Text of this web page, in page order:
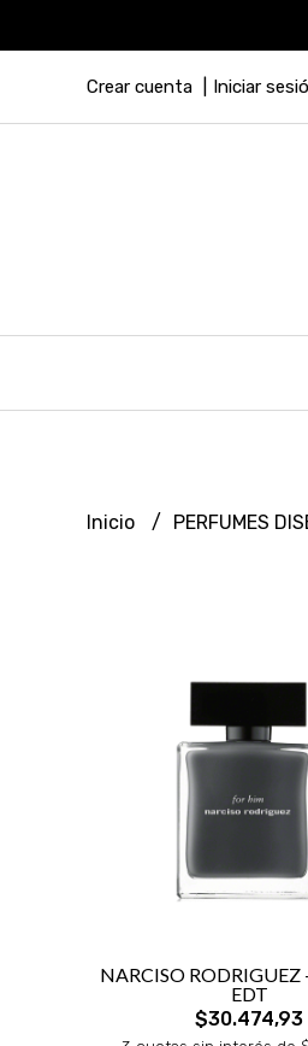
Crear cuenta Iniciar
Inicio PERFUMES
NARCISO RODRIGUEZ
EDT
$30.474,93